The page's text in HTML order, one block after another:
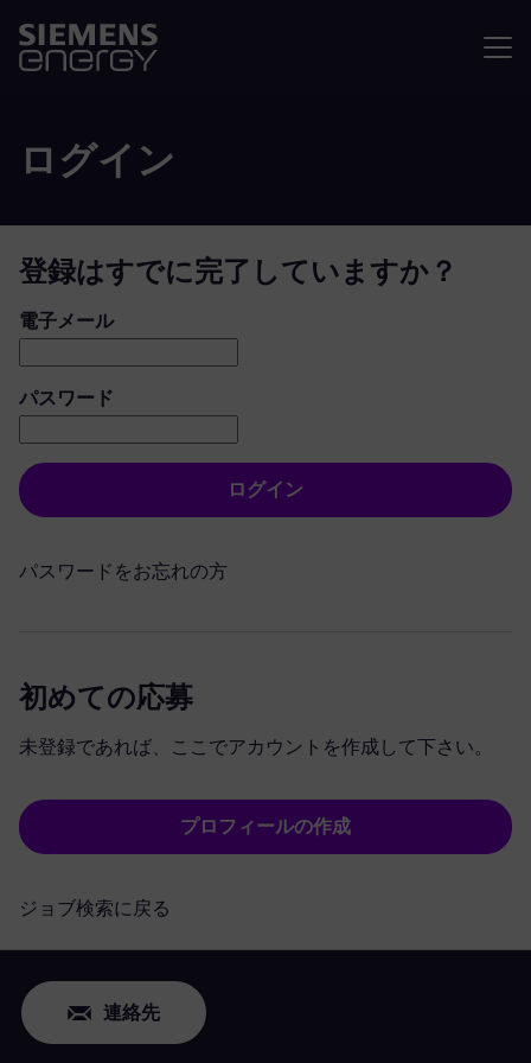
ログイン
登録はすでに完了していますか？
ログイン：ユーザーとパスワード
電子メール
パスワード
ログイン
パスワードをお忘れの方
初めての応募
未登録であれば、ここでアカウントを作成して下さい。
プロフィールの作成
ジョブ検索に戻る
連絡先